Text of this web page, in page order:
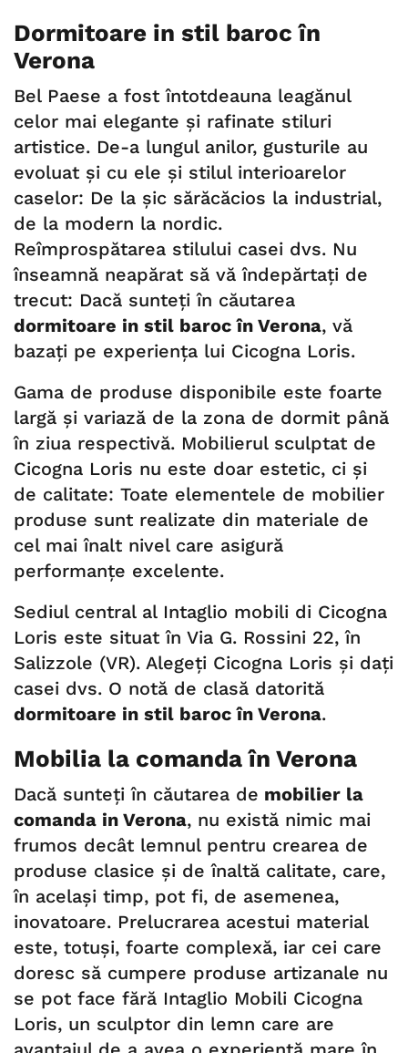
Dormitoare in stil baroc în
Verona
Bel Paese a fost întotdeauna leagănul
celor mai elegante și rafinate stiluri
artistice. De-a lungul anilor, gusturile au
evoluat și cu ele și stilul interioarelor
caselor: De la șic sărăcăcios la industrial,
de la modern la nordic.
Reîmprospătarea stilului casei dvs. Nu
înseamnă neapărat să vă îndepărtați de
trecut: Dacă sunteți în căutarea
dormitoare in stil baroc în Verona, vă
bazați pe experiența lui Cicogna Loris.
Gama de produse disponibile este foarte
largă și variază de la zona de dormit până
în ziua respectivă. Mobilierul sculptat de
Cicogna Loris nu este doar estetic, ci și
de calitate: Toate elementele de mobilier
produse sunt realizate din materiale de
cel mai înalt nivel care asigură
performanțe excelente.
Sediul central al Intaglio mobili di Cicogna
Loris este situat în Via G. Rossini 22, în
Salizzole (VR). Alegeți Cicogna Loris și dați
casei dvs. O notă de clasă datorită
dormitoare in stil baroc în Verona.
Mobilia la comanda în Verona
Dacă sunteți în căutarea de mobilier la
comanda in Verona, nu există nimic mai
frumos decât lemnul pentru crearea de
produse clasice și de înaltă calitate, care,
în același timp, pot fi, de asemenea,
inovatoare. Prelucrarea acestui material
este, totuși, foarte complexă, iar cei care
doresc să cumpere produse artizanale nu
se pot face fără Intaglio Mobili Cicogna
Loris, un sculptor din lemn care are